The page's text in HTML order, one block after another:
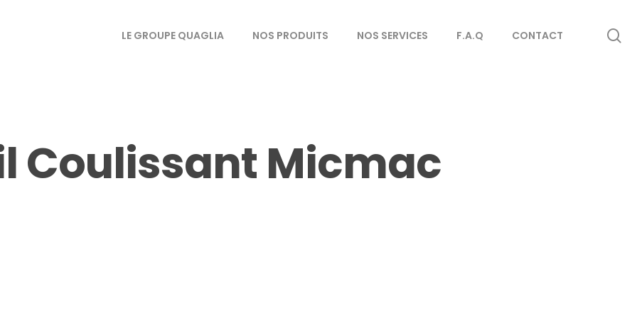
LE GROUPE QUAGLIA NOS PRODUITS NOS SERVICES F.A.Q CONTACT
Coulissant Micmac